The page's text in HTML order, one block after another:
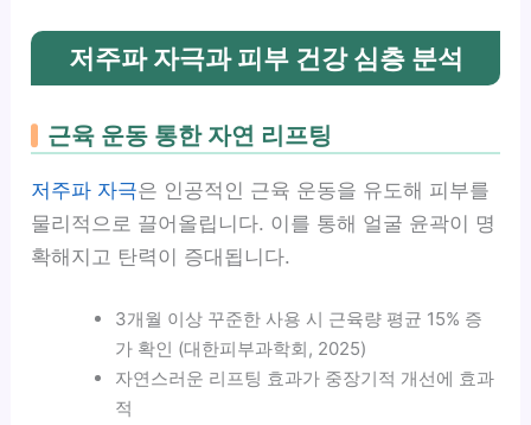
저주파 자극과 피부 건강 심층 분석
근육 운동 통한 자연 리프팅
저주파 자극은 인공적인 근육 운동을 유도해 피부를
물리적으로 끌어올립니다. 이를 통해 얼굴 윤곽이 명
확해지고 탄력이 증대됩니다.
3개월 이상 꾸준한 사용 시 근육량 평균 15% 증
가 확인 (대한피부과학회, 2025)
자연스러운 리프팅 효과가 중장기적 개선에 효과
적